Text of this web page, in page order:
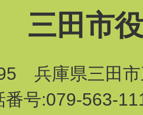
三田市
兵庫県三田市
番号:079-563-